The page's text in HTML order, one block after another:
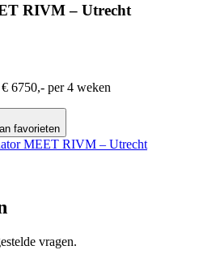
RIVM – Utrecht
6750,- per 4 weken
favorieten
MEET RIVM – Utrecht
vragen.